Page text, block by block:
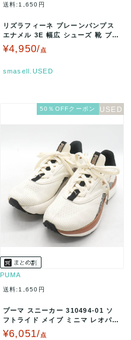
送料:1,650円
リズラフィーネ プレーンパンプス
エナメル 3E 幅広 シューズ 靴 ブラ
ンド レディース 23サイ…
¥4,950/点
smasell.USED
50％OFFクーポン
PUMA
送料:1,650円
プーマ スニーカー 310494-01 ソ
フトライド メイブ ミニマ レオパー
ド シューズ 靴 レデ…
¥6,051/点